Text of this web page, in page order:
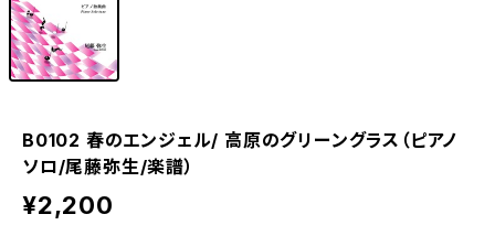
B0102 春のエンジェル/ 高原のグリーングラス（ピアノ
ソロ/尾藤弥生/楽譜）
¥2,200